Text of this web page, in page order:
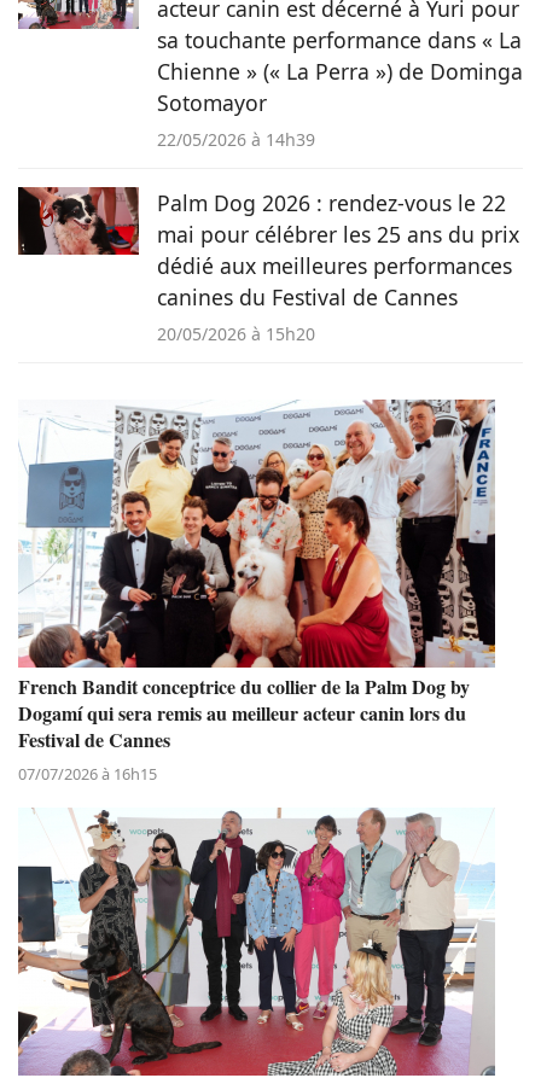
acteur canin est décerné à Yuri pour
sa touchante performance dans « La
Chienne » (« La Perra ») de Dominga
Sotomayor
22/05/2026 à 14h39
Palm Dog 2026 : rendez-vous le 22
mai pour célébrer les 25 ans du prix
dédié aux meilleures performances
canines du Festival de Cannes
20/05/2026 à 15h20
French Bandit conceptrice du collier de la Palm Dog by
Dogamí qui sera remis au meilleur acteur canin lors du
Festival de Cannes
07/07/2026 à 16h15